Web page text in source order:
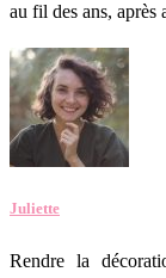
au fil des ans, après
Juliette
Rendre la